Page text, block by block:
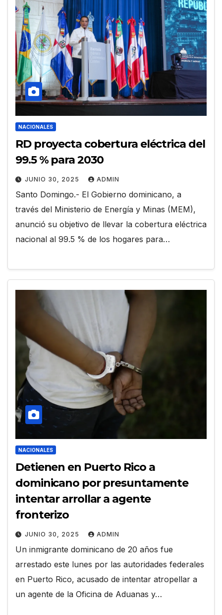
NACIONALES
RD proyecta cobertura eléctrica del
99.5 % para 2030
JUNIO 30, 2025 ADMIN
Santo Domingo.- El Gobierno dominicano, a
través del Ministerio de Energía y Minas (MEM),
anunció su objetivo de llevar la cobertura eléctrica
nacional al 99.5 % de los hogares para…
NACIONALES
Detienen en Puerto Rico a
dominicano por presuntamente
intentar arrollar a agente
fronterizo
JUNIO 30, 2025 ADMIN
Un inmigrante dominicano de 20 años fue
arrestado este lunes por las autoridades federales
en Puerto Rico, acusado de intentar atropellar a
un agente de la Oficina de Aduanas y…